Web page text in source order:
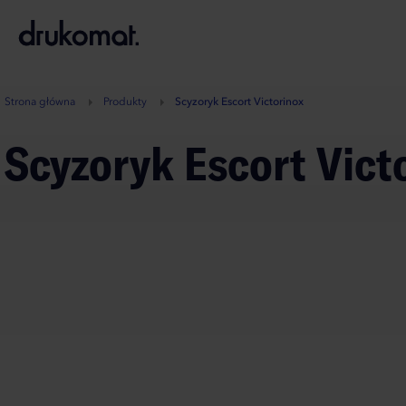
A
Strona główna Produkty Scyzoryk Escort Victorinox
Scyzoryk Escort